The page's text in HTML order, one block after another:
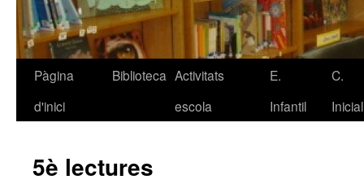
Vés
Pàgina
d'inici
Biblioteca Activitats
escola
E.
Infantil
C.
Inicial
5è lectures